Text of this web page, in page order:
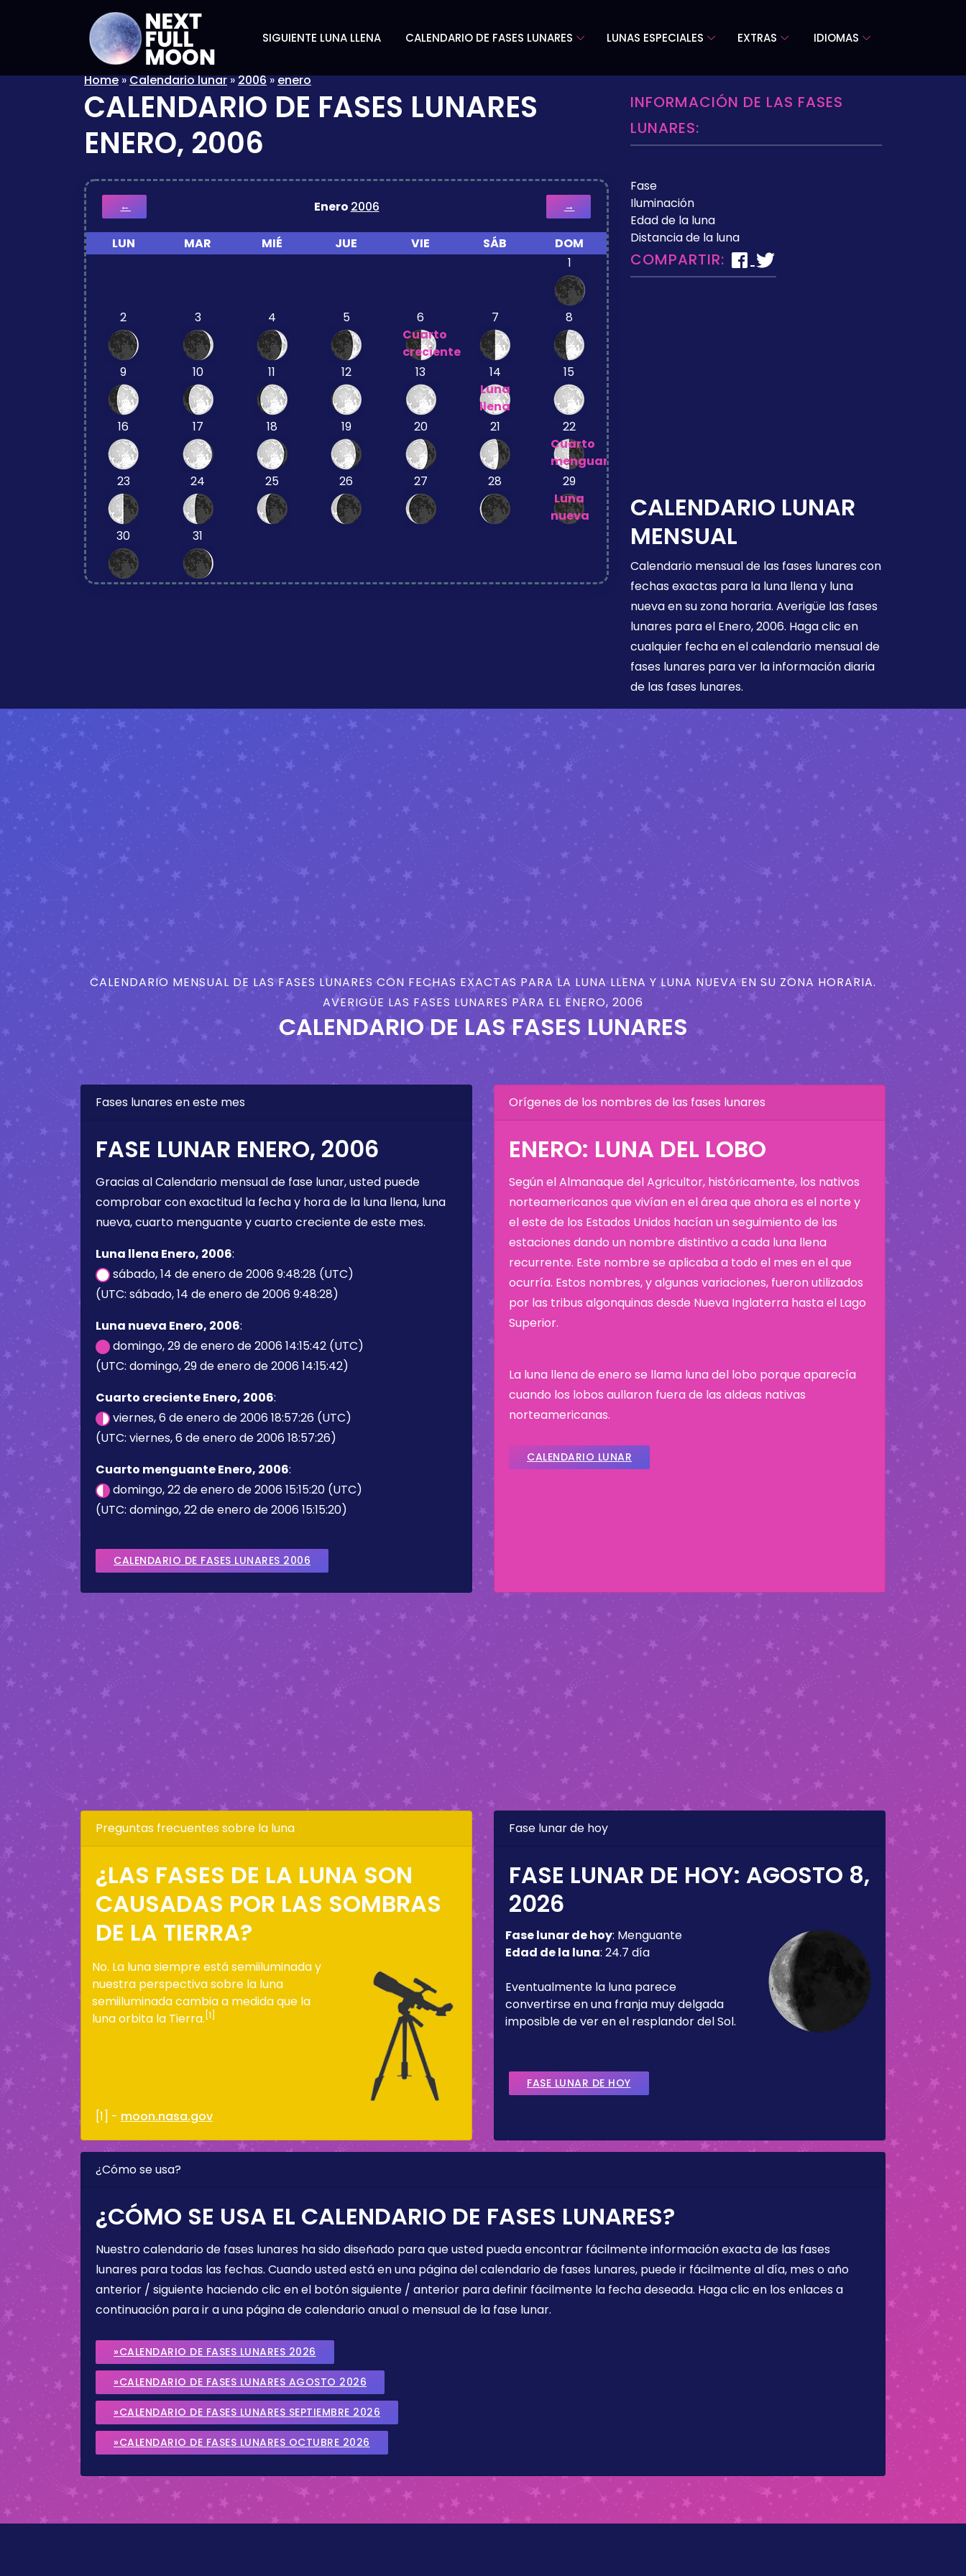
SIGUIENTE LUNA LLENA CALENDARIO DE FASES LUNARES LUNAS ESPECIALES EXTRAS IDIOMAS
Home»Calendario lunar»2006»enero
CALENDARIO DE FASES LUNARES
ENERO, 2006
← Enero 2006 →
LUN MAR MIÉ JUE VIE SÁB
DOM
1
2 3 4 5
6
Cuarto
creciente
7 8
9 10 11 12 13
14
Luna
llena
15
16 17 18 19 20 21
22
Cuarto
menguante
23
24 25 26 27 28
29
Luna
nueva
30
31
INFORMACIÓN DE LAS FASES
LUNARES:
Fase
Iluminación
Edad de la luna
Distancia de la luna
COMPARTIR:
CALENDARIO LUNAR
MENSUAL
Calendario mensual de las fases lunares con
fechas exactas para la luna llena y luna
nueva en su zona horaria. Averigüe las fases
lunares para el Enero, 2006. Haga clic en
cualquier fecha en el calendario mensual de
fases lunares para ver la información diaria
de las fases lunares.
CALENDARIO MENSUAL DE LAS FASES LUNARES CON FECHAS EXACTAS PARA LA LUNA LLENA Y LUNA NUEVA EN SU ZONA HORARIA.
AVERIGÜE LAS FASES LUNARES PARA EL ENERO, 2006
CALENDARIO DE LAS FASES LUNARES
Fases lunares en este mes
FASE LUNAR ENERO, 2006
Gracias al Calendario mensual de fase lunar, usted puede
comprobar con exactitud la fecha y hora de la luna llena, luna
nueva, cuarto menguante y cuarto creciente de este mes.
Luna llena Enero, 2006:
sábado, 14 de enero de 2006 9:48:28 (UTC)
(UTC: sábado, 14 de enero de 2006 9:48:28)
Luna nueva Enero, 2006:
domingo, 29 de enero de 2006 14:15:42 (UTC)
(UTC: domingo, 29 de enero de 2006 14:15:42)
Cuarto creciente Enero, 2006:
viernes, 6 de enero de 2006 18:57:26 (UTC)
(UTC: viernes, 6 de enero de 2006 18:57:26)
Cuarto menguante Enero, 2006:
domingo, 22 de enero de 2006 15:15:20 (UTC)
(UTC: domingo, 22 de enero de 2006 15:15:20)
CALENDARIO DE FASES LUNARES 2006
Orígenes de los nombres de las fases lunares
ENERO: LUNA DEL LOBO
Según el Almanaque del Agricultor, históricamente, los nativos
norteamericanos que vivían en el área que ahora es el norte y
el este de los Estados Unidos hacían un seguimiento de las
estaciones dando un nombre distintivo a cada luna llena
recurrente. Este nombre se aplicaba a todo el mes en el que
ocurría. Estos nombres, y algunas variaciones, fueron utilizados
por las tribus algonquinas desde Nueva Inglaterra hasta el Lago
Superior.
La luna llena de enero se llama luna del lobo porque aparecía
cuando los lobos aullaron fuera de las aldeas nativas
norteamericanas.
CALENDARIO LUNAR
Preguntas frecuentes sobre la luna
¿LAS FASES DE LA LUNA SON
CAUSADAS POR LAS SOMBRAS
DE LA TIERRA?
No. La luna siempre está semiiluminada y
nuestra perspectiva sobre la luna
semiiluminada cambia a medida que la
luna orbita la Tierra. [1]
[1] - moon.nasa.gov
Fase lunar de hoy
FASE LUNAR DE HOY: AGOSTO 8,
2026
Fase lunar de hoy: Menguante
Edad de la luna: 24.7 día
Eventualmente la luna parece
convertirse en una franja muy delgada
imposible de ver en el resplandor del Sol.
FASE LUNAR DE HOY
¿Cómo se usa?
¿CÓMO SE USA EL CALENDARIO DE FASES LUNARES?
Nuestro calendario de fases lunares ha sido diseñado para que usted pueda encontrar fácilmente información exacta de las fases
lunares para todas las fechas. Cuando usted está en una página del calendario de fases lunares, puede ir fácilmente al día, mes o año
anterior / siguiente haciendo clic en el botón siguiente / anterior para definir fácilmente la fecha deseada. Haga clic en los enlaces a
continuación para ir a una página de calendario anual o mensual de la fase lunar.
»CALENDARIO DE FASES LUNARES 2026
»CALENDARIO DE FASES LUNARES AGOSTO 2026
»CALENDARIO DE FASES LUNARES SEPTIEMBRE 2026
»CALENDARIO DE FASES LUNARES OCTUBRE 2026